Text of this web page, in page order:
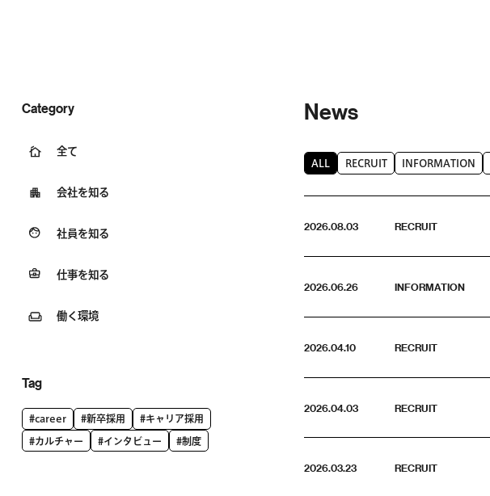
Category
全て
会社を知る
社員を知る
仕事を知る
働く環境
Tag
#career #新卒採用 #キャリア採用
#カルチャー #インタビュー #制度
News
ALL RECRUIT INFORMATION
2026.08.03 RECRUIT
2026.06.26 INFORMATION
2026.04.10 RECRUIT
2026.04.03 RECRUIT
2026.03.23 RECRUIT